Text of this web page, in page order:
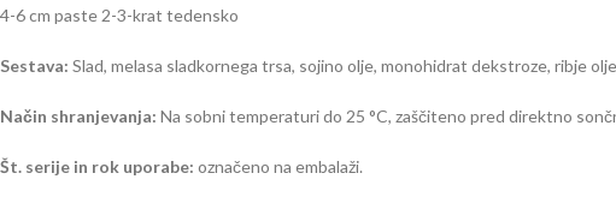
4-6 cm paste 2-3-krat tedensko
Sestava: Slad, melasa sladkornega trsa, sojino olje, monohidrat dekstroze, ribje
Način shranjevanja: Na sobni temperaturi do 25 °C, zaščiteno pred direktno
Št. serije in rok uporabe: označeno na embalaži.